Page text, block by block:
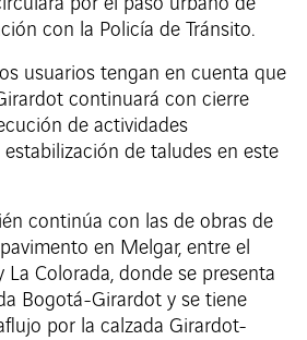
por el paso urbano de
con la Policía de Tránsito.
usuarios tengan en cuenta que
continuará con cierre
de actividades
de taludes en este
continúa con las de obras de
en Melgar, entre el
La Colorada, donde se presenta
Bogotá-Girardot y se tiene
por la calzada Girardot-